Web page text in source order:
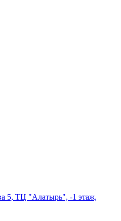
5, ТЦ "Алатырь", -1 этаж,